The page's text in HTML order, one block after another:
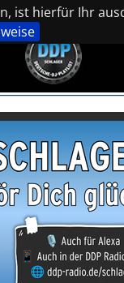
ist hierfür Ihr